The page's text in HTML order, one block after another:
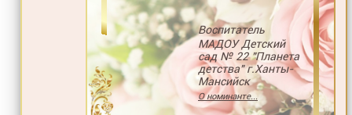
Воспитатель
МАДОУ Детский
сад № 22 "Планета
детства" г.Ханты-
Мансийск
О номинанте...